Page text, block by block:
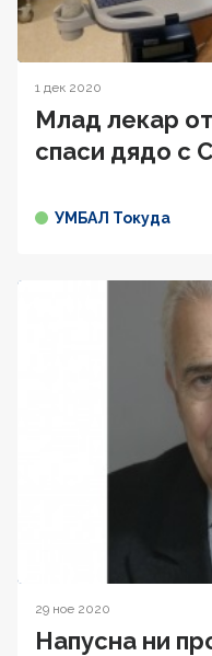
1 дек 2020
Млад лекар
спаси дядо с
УМБАЛ Токуда
29 ное 2020
Напусна ни